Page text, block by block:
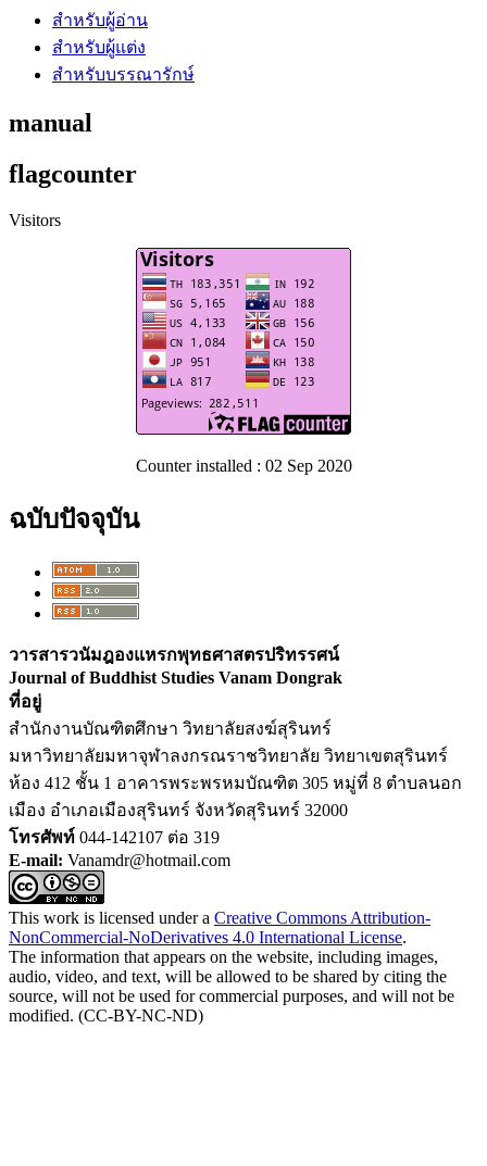
สำหรับผู้อ่าน
สำหรับผู้แต่ง
สำหรับบรรณารักษ์
manual
flagcounter
Visitors
Counter installed : 02 Sep 2020
ฉบับปัจจุบัน
วารสารวนัมฎองแหรกพุทธศาสตรปริทรรศน์
Journal of Buddhist Studies Vanam Dongrak
ที่อยู่
สำนักงานบัณฑิตศึกษา วิทยาลัยสงฆ์สุรินทร์
มหาวิทยาลัยมหาจุฬาลงกรณราชวิทยาลัย วิทยาเขตสุรินทร์
ห้อง 412 ชั้น 1 อาคารพระพรหมบัณฑิต 305 หมู่ที่ 8 ตำบลนอก
เมือง อำเภอเมืองสุรินทร์ จังหวัดสุรินทร์ 32000
โทรศัพท์ 044-142107 ต่อ 319
E-mail: Vanamdr@hotmail.com
This work is licensed under a Creative Commons Attribution-
NonCommercial-NoDerivatives 4.0 International License.
The information that appears on the website, including images,
audio, video, and text, will be allowed to be shared by citing the
source, will not be used for commercial purposes, and will not be
modified. (CC-BY-NC-ND)